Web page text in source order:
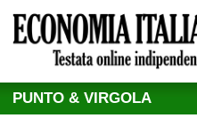
PUNTO & VIRGOLA